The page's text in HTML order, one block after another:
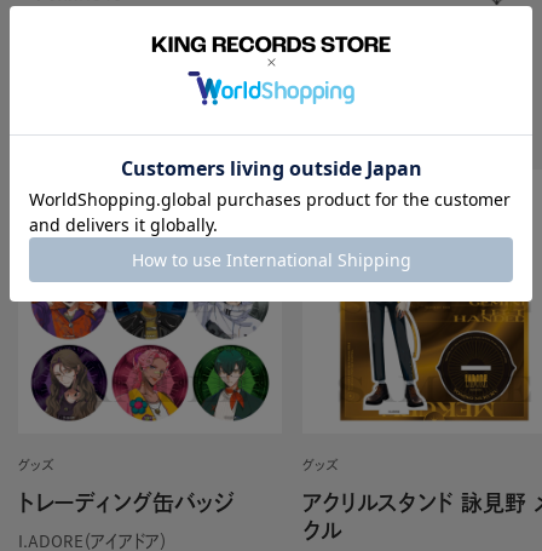
Recomend
グッズ
トレーディング缶バッジ
I.ADORE（アイアドア）
グッズ
アクリルスタンド 詠見野
クル